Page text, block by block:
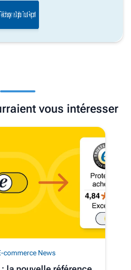
vous intéresser
commerce News